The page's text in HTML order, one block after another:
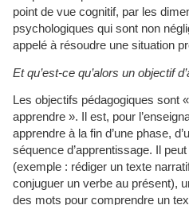
point de vue cognitif, par les
psychologiques qui sont non
appelé à résoudre une situation
Et qu’est-ce qu’alors un objectif
Les objectifs pédagogiques sont
apprendre ». Il est, pour
apprendre à la fin d’une phase,
séquence d’apprentissage. Il
(exemple : rédiger un texte
conjuguer un verbe au présent),
des mots pour comprendre un